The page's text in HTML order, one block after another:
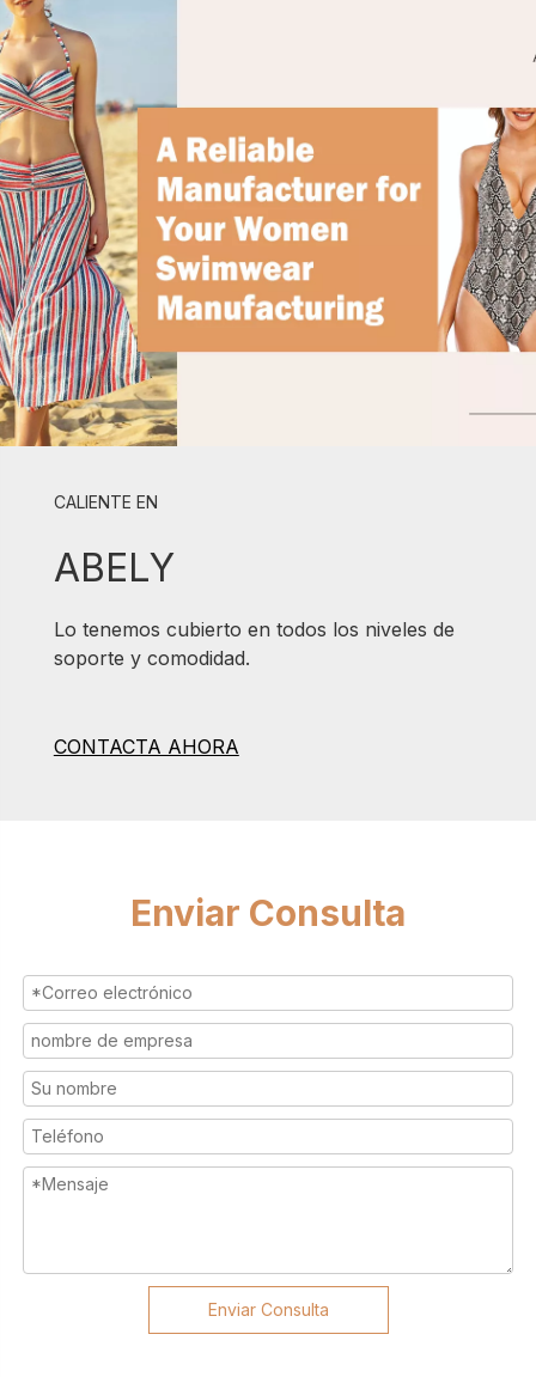
CALIENTE EN
ABELY
Lo tenemos cubierto en todos los niveles de
soporte y comodidad.
CONTACTA AHORA
Enviar Consulta
Enviar Consulta